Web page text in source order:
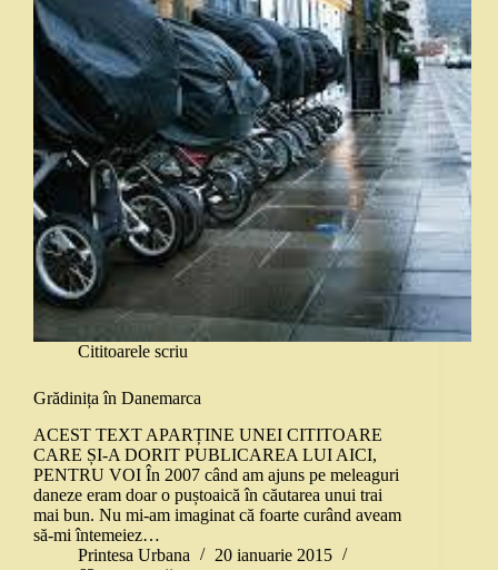
Cititoarele scriu
Grădinița în Danemarca
ACEST TEXT APARȚINE UNEI CITITOARE
CARE ȘI-A DORIT PUBLICAREA LUI AICI,
PENTRU VOI În 2007 când am ajuns pe meleaguri
daneze eram doar o puștoaică în căutarea unui trai
mai bun. Nu mi-am imaginat că foarte curând aveam
să-mi întemeiez…
Printesa Urbana
20 ianuarie 2015